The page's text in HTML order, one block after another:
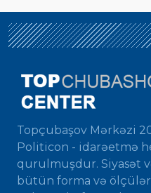
Topçubaşov Mərkəzi
Politicon - idarəetmə
qurulmuşdur. Siyasət
bütün forma və